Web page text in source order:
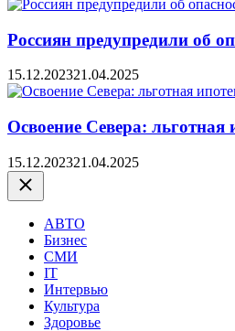
Россиян предупредили об
15.12.202321.04.2025
Освоение Севера:
15.12.202321.04.2025
Закрыть
АВТО
Бизнес
СМИ
IT
Интервью
Культура
Здоровье